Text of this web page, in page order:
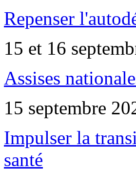
Repenser
15 et 16
Assises
15 septembre
Impulser la
santé